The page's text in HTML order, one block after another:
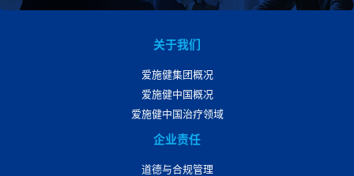
关于我们
爱施健集团概况
爱施健中国概况
爱施健中国治疗领域
企业责任
道德与合规管理